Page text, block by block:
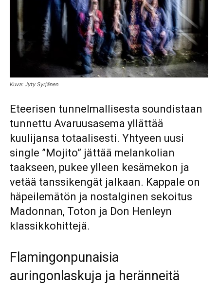
Kuva: Jyty Syrjänen
Eteerisen tunnelmallisesta soundistaan
tunnettu Avaruusasema yllättää
kuulijansa totaalisesti. Yhtyeen uusi
single ”Mojito” jättää melankolian
taakseen, pukee ylleen kesämekon ja
vetää tanssikengät jalkaan. Kappale on
häpeilemätön ja nostalginen sekoitus
Madonnan, Toton ja Don Henleyn
klassikkohittejä.
Flamingonpunaisia
auringonlaskuja ja heränneitä